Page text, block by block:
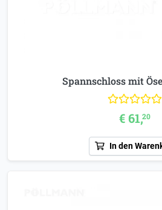
Spannschloss mit
€ 61,20
In den